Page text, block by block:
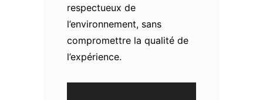
respectueux de
l’environnement, sans
compromettre la qualité de
l’expérience.